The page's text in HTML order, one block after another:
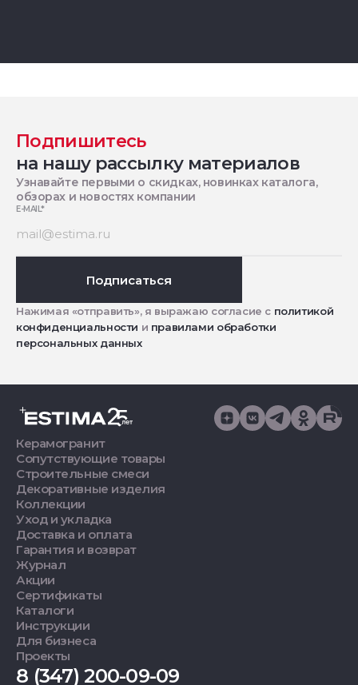
Подпишитесь
на нашу рассылку материалов
Узнавайте первыми о скидках, новинках каталога,
обзорах и новостях компании
E-MAIL*
Подписаться
Нажимая «отправить», я выражаю согласие с политикой
конфиденциальности и правилами обработки
персональных данных
Керамогранит
Сопутствующие товары
Строительные смеси
Декоративные изделия
Коллекции
Уход и укладка
Доставка и оплата
Гарантия и возврат
Журнал
Акции
Сертификаты
Каталоги
Инструкции
Для бизнеса
Проекты
8 (347) 200-09-09